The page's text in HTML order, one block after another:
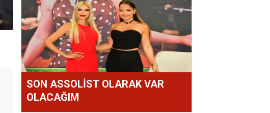
SON ASSOLİST OLARAK VAR
OLACAĞIM